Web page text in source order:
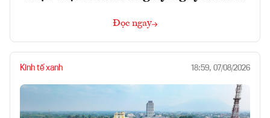
Đọc ngay
Kinh tế xanh 18:59, 07/08/2026